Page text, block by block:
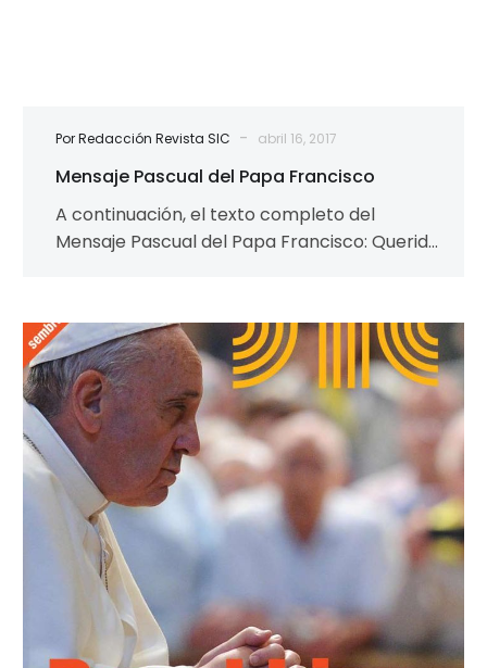
Por Redacción Revista SIC - abril 16, 2017
Mensaje Pascual del Papa Francisco
A continuación, el texto completo del
Mensaje Pascual del Papa Francisco: Queridos
¿Cómo
actúa
la
resurrección
en
Venezuela
hoy?